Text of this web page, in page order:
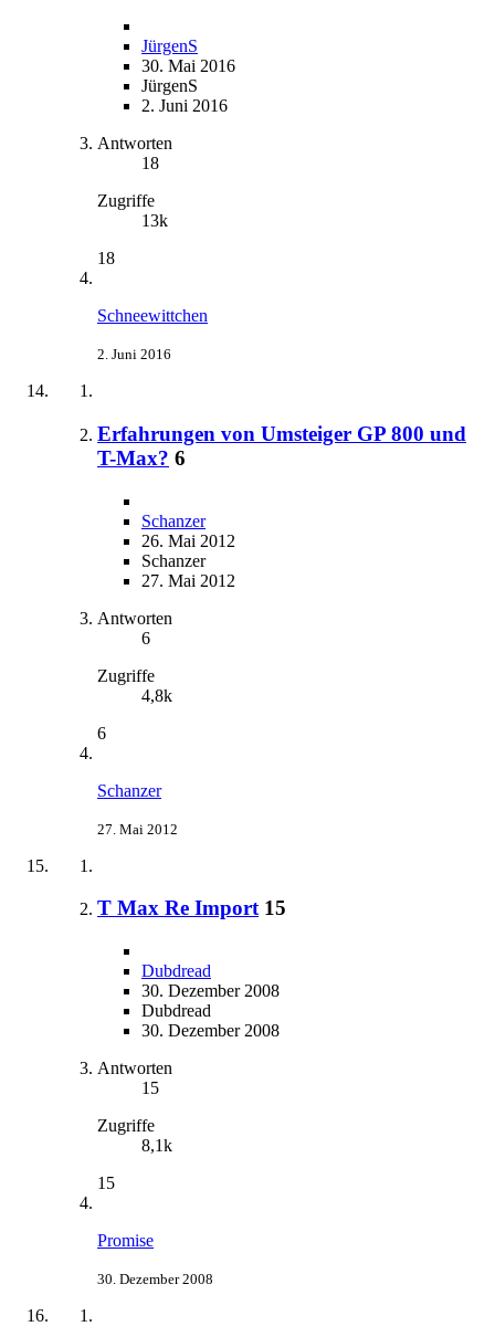
JürgenS
30. Mai 2016
JürgenS
2. Juni 2016
Antworten
18
Zugriffe
13k
18
Schneewittchen
2. Juni 2016
Erfahrungen von Umsteiger GP 800 und
T-Max? 6
Schanzer
26. Mai 2012
Schanzer
27. Mai 2012
Antworten
6
Zugriffe
4,8k
6
Schanzer
27. Mai 2012
T Max Re Import 15
Dubdread
30. Dezember 2008
Dubdread
30. Dezember 2008
Antworten
15
Zugriffe
8,1k
15
Promise
30. Dezember 2008